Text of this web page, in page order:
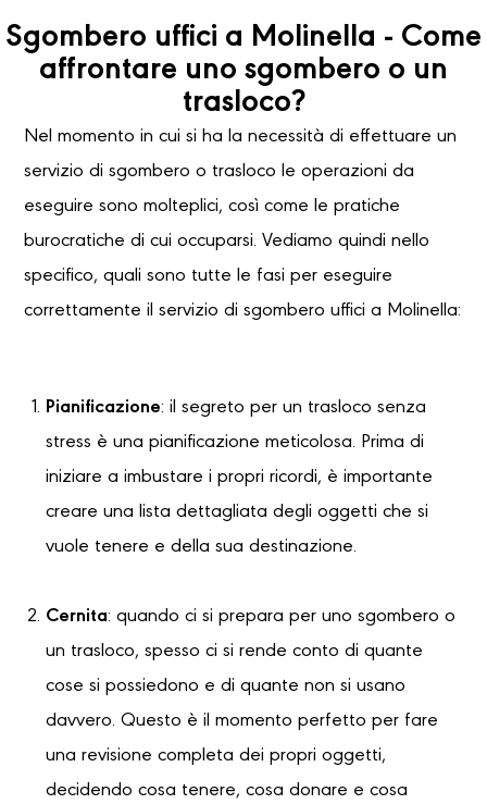
Sgombero uffici a Molinella - Come
affrontare uno sgombero o un
trasloco?
Nel momento in cui si ha la necessità di effettuare un
servizio di sgombero o trasloco le operazioni da
eseguire sono molteplici, così come le pratiche
burocratiche di cui occuparsi. Vediamo quindi nello
specifico, quali sono tutte le fasi per eseguire
correttamente il servizio di sgombero uffici a Molinella:
Pianificazione: il segreto per un trasloco senza
stress è una pianificazione meticolosa. Prima di
iniziare a imbustare i propri ricordi, è importante
creare una lista dettagliata degli oggetti che si
vuole tenere e della sua destinazione.
Cernita: quando ci si prepara per uno sgombero o
un trasloco, spesso ci si rende conto di quante
cose si possiedono e di quante non si usano
davvero. Questo è il momento perfetto per fare
una revisione completa dei propri oggetti,
decidendo cosa tenere, cosa donare e cosa